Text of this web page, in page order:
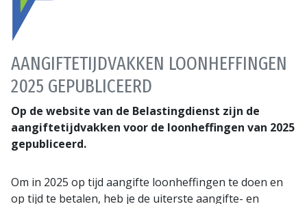
AANGIFTETIJDVAKKEN LOONHEFFINGEN
2025 GEPUBLICEERD
Op de website van de Belastingdienst zijn de
aangiftetijdvakken voor de loonheffingen van 2025
gepubliceerd.
Om in 2025 op tijd aangifte loonheffingen te doen en
op tijd te betalen, heb je de uiterste aangifte- en